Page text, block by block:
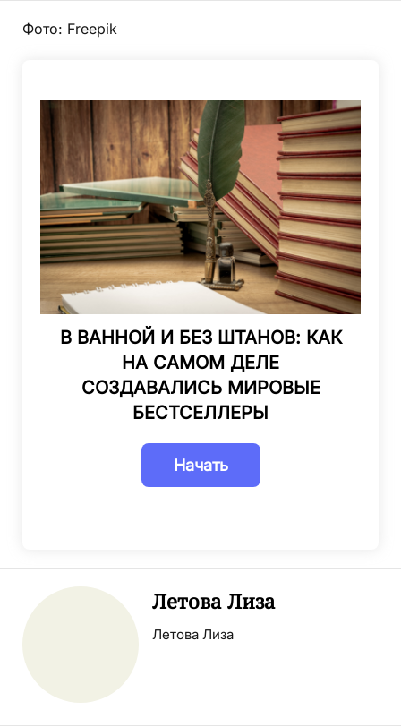
Фото: Freepik
В ВАННОЙ И БЕЗ ШТАНОВ: КАК
НА САМОМ ДЕЛЕ
СОЗДАВАЛИСЬ МИРОВЫЕ
БЕСТСЕЛЛЕРЫ
Летова Лиза
Летова Лиза